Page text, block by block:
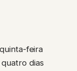
feira
dias